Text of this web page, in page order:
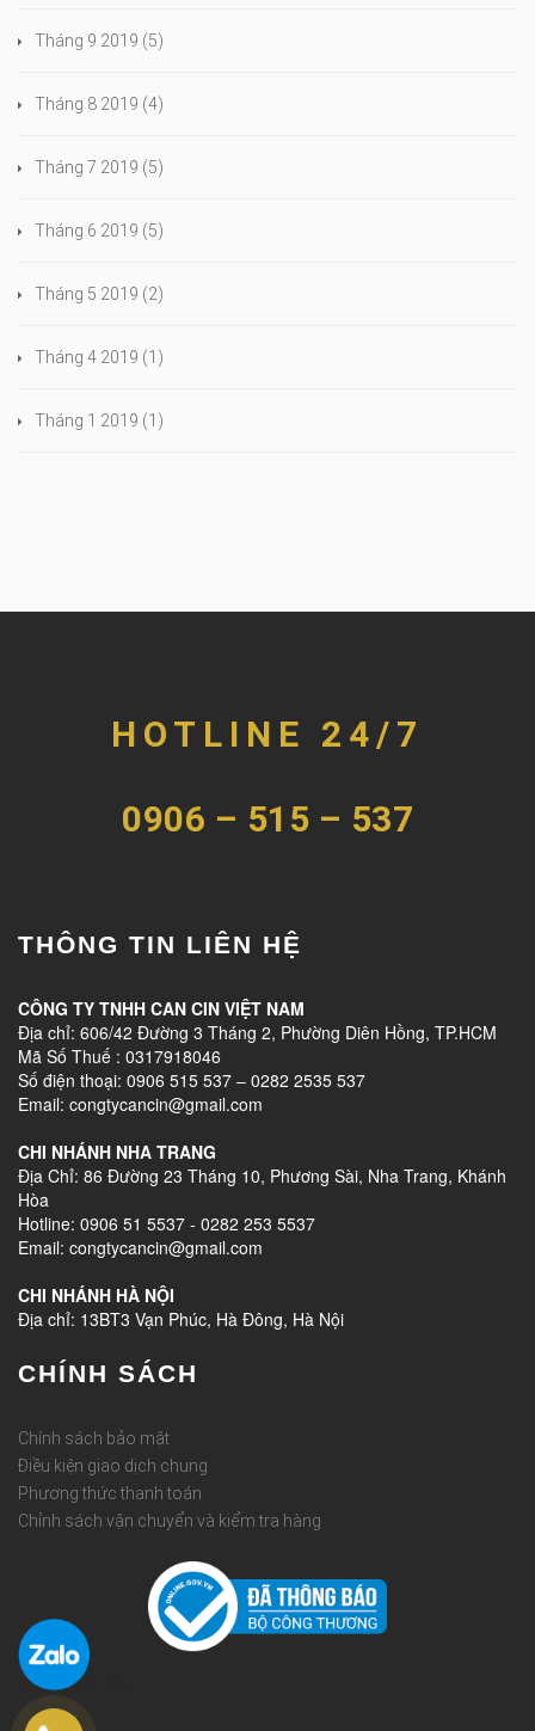
Tháng 9 2019 (5)
Tháng 8 2019 (4)
Tháng 7 2019 (5)
Tháng 6 2019 (5)
Tháng 5 2019 (2)
Tháng 4 2019 (1)
Tháng 1 2019 (1)
HOTLINE 24/7
0906 – 515 – 537
THÔNG TIN LIÊN HỆ
CÔNG TY TNHH CAN CIN VIỆT NAM
Địa chỉ: 606/42 Đường 3 Tháng 2, Phường Diên Hồng, TP.HCM
Mã Số Thuế : 0317918046
Số điện thoại: 0906 515 537 – 0282 2535 537
Email: congtycancin@gmail.com
CHI NHÁNH NHA TRANG
Địa Chỉ: 86 Đường 23 Tháng 10, Phương Sài, Nha Trang, Khánh
Hòa
Hotline: 0906 51 5537 - 0282 253 5537
Email: congtycancin@gmail.com
CHI NHÁNH HÀ NỘI
Địa chỉ: 13BT3 Vạn Phúc, Hà Đông, Hà Nội
CHÍNH SÁCH
Chính sách bảo mật
Điều kiện giao dịch chung
Phương thức thanh toán
Chỉnh sách vận chuyển và kiểm tra hàng
Rèm Quốc Huy